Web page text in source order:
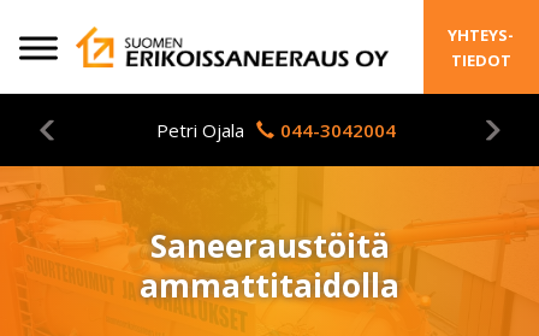
YHTEYS-
TIEDOT
Petri Ojala 044-3042004
Saneeraustöitä
ammattitaidolla